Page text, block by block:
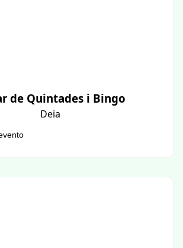
de Quintades i Bingo
Deia